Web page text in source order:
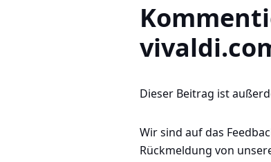
Dieser Beitrag ist
Wir sind auf das
Rückmeldung von